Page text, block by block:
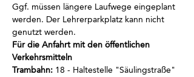
Ggf. müssen längere Laufwege eingeplant
werden. Der Lehrerparkplatz kann nicht
genutzt werden.
Für die Anfahrt mit den öffentlichen
Verkehrsmitteln
Trambahn: 18 - Haltestelle "Säulingstraße"